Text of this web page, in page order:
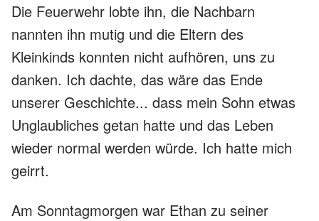
Die Feuerwehr lobte ihn, die Nachbarn
nannten ihn mutig und die Eltern des
Kleinkinds konnten nicht aufhören, uns zu
danken. Ich dachte, das wäre das Ende
unserer Geschichte... dass mein Sohn etwas
Unglaubliches getan hatte und das Leben
wieder normal werden würde. Ich hatte mich
geirrt.
Am Sonntagmorgen war Ethan zu seiner